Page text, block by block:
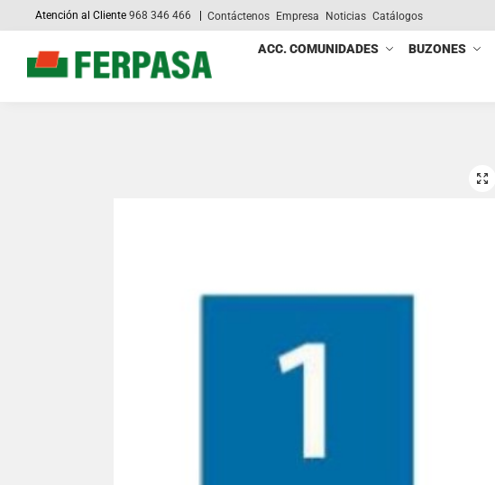
Atención al Cliente968 346 466 Contáctenos Empresa Noticias Catálogos
ACC. COMUNIDADES BUZONES
Search